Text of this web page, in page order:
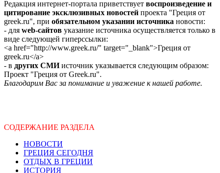
Редакция интернет-портала приветствует воспроизведение и
цитирование эксклюзивных новостей проекта "Греция от
greek.ru", при обязательном указании источника новости:
- для web-сайтов указание источника осуществляется только в
виде следующей гиперссылки:
<a href="http://www.greek.ru/" target="_blank">Греция от
greek.ru</a>
- в других СМИисточник указывается следующим образом:
Проект "Греция от Greek.ru".
Благодарим Вас за понимание и уважение к нашей работе.
СОДЕРЖАНИЕ РАЗДЕЛА
НОВОСТИ
ГРЕЦИЯ СЕГОДНЯ
ОТДЫХ В ГРЕЦИИ
ИСТОРИЯ